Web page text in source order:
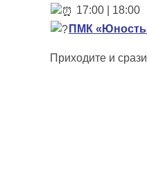
17:00 | 18:00
ПМК
Приходите и